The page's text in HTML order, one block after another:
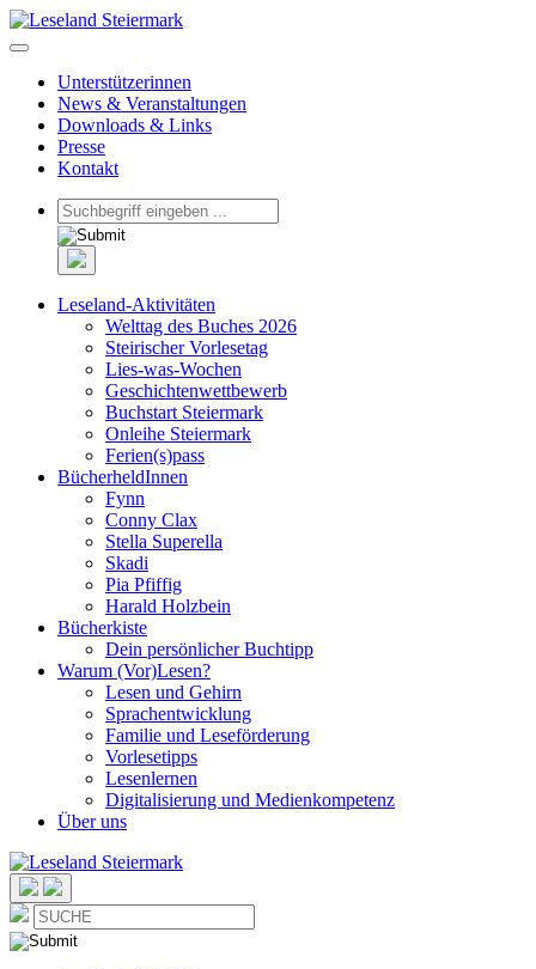
Unterstützerinnen
News & Veranstaltungen
Downloads & Links
Presse
Kontakt
Leseland-Aktivitäten
Welttag des Buches 2026
Steirischer Vorlesetag
Lies-was-Wochen
Geschichtenwettbewerb
Buchstart Steiermark
Onleihe Steiermark
Ferien(s)pass
BücherheldInnen
Fynn
Conny Clax
Stella Superella
Skadi
Pia Pfiffig
Harald Holzbein
Bücherkiste
Dein persönlicher Buchtipp
Warum (Vor)Lesen?
Lesen und Gehirn
Sprachentwicklung
Familie und Leseförderung
Vorlesetipps
Lesenlernen
Digitalisierung und Medienkompetenz
Über uns